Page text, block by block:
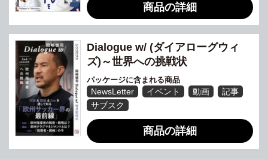
商品の詳細
Dialogue w/ (ダイアローグウィ
ズ)～世界への挑戦状
パッケージに含まれる商品
NewsLetter イベント 動画
記事
サブスク
商品の詳細